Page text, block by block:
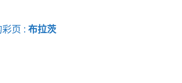
页 : 布拉茨